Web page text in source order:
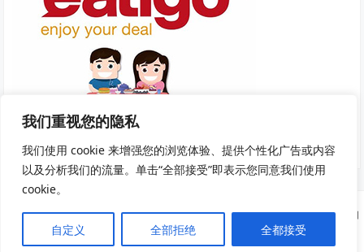
我们重视您的隐私
我们使用 cookie 来增强您的浏览体验、提供个性化广告或内容
以及分析我们的流量。单击“全部接受”即表示您同意我们使用
cookie。
自定义 全部拒绝 全都接受
Copyright © 2025我去旅游·隐私政策|服务条款和条件· 网站部分资源来自
互联网及公开渠道，如有侵权请及时联系我们